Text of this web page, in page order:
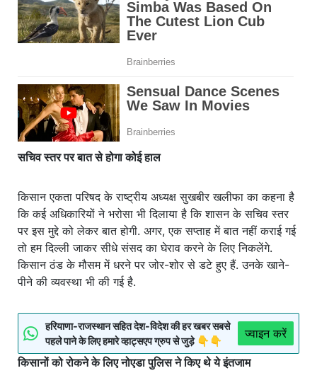
सचिव स्तर पर बात से होगा कोई हाल
किसान एकता परिषद के राष्ट्रीय अध्यक्ष सुखबीर खलीफा का कहना है
कि कई अधिकारियों ने भरोसा भी दिलाया है कि शासन के सचिव स्तर
पर इस मुद्दे को लेकर बात होगी. अगर, एक सप्ताह में बात नहीं कराई गई
तो हम दिल्ली जाकर सीधे संसद का घेराव करने के लिए निकलेंगे.
किसान ठंड के मौसम में धरने पर जोर-शोर से डटे हुए हैं. उनके खाने-
पीने की व्यवस्था भी की गई है.
हरियाणा-राजस्थान सहित देश-विदेश की हर खबर सबसे
पहले पाने के लिए हमारे व्हाट्सएप ग्रुप से जुड़े 👇👇
ज्वाइन करें
किसानों को रोकने के लिए नोएडा पुलिस ने किए थे ये इंतजाम